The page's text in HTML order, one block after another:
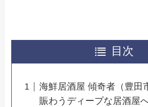
目次
海鮮居酒屋 傾奇者（豊田
賑わうディープな居酒屋